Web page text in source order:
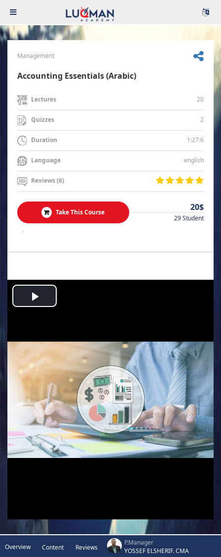
Management
Accounting Essentials (Arabic)
Lectures 20
Quizzes 2
Duration 1:27:6
Language english
Reviews (6)
Take This Course 20$
29 Student
.
Play
Overview Content Reviews
P.Manager
YOSSEF ELSHERIF. CMA